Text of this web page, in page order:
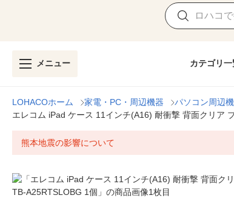
メニュー カテゴリ一
LOHACOホーム 家電・PC・周辺機器 パソコン周辺
エレコム iPad ケース 11インチ(A16) 耐衝撃 背面クリア
熊本地震の影響について